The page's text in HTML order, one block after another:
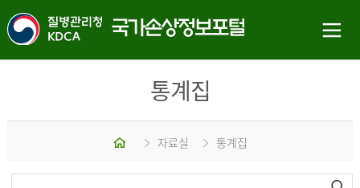
통계집
홈 자료실 통계집